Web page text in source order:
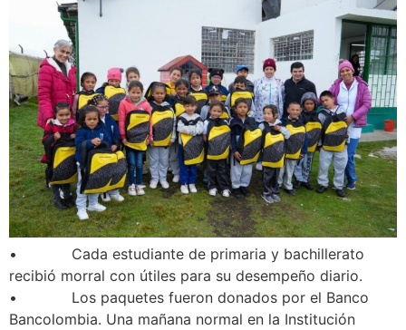
• Cada estudiante de primaria y bachillerato
recibió morral con útiles para su desempeño diario.
• Los paquetes fueron donados por el Banco
Bancolombia. Una mañana normal en la Institución